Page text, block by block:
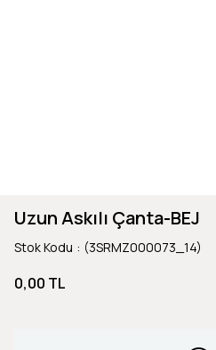
Uzun Askılı Çanta-BEJ
Stok Kodu (3SRMZ000073_14)
0,00 TL